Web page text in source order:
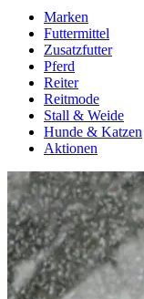
Marken
Futtermittel
Zusatzfutter
Pferd
Reiter
Reitmode
Stall & Weide
Hunde & Katzen
Aktionen